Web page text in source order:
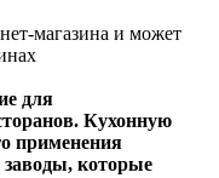
магазина и может
для
Кухонную
применения
которые